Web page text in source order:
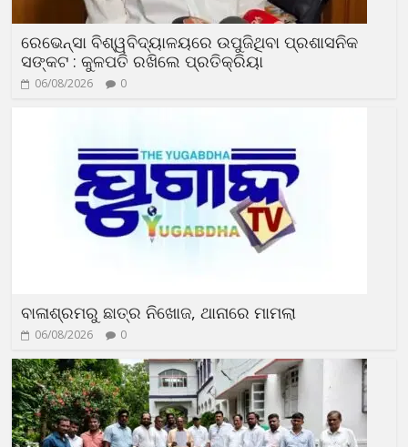
ରେଭେନ୍ସା ବିଶ୍ୱବିଦ୍ୟାଳୟରେ ଉପୁଜିଥିବା ପ୍ରଶାସନିକ
ସଙ୍କଟ : କୁଳପତି ରଖିଲେ ପ୍ରତିକ୍ରିୟା
06/08/2026 0
ବାଳାଶ୍ରମରୁ ଛାତ୍ର ନିଖୋଜ, ଥାନାରେ ମାମଲା
06/08/2026 0